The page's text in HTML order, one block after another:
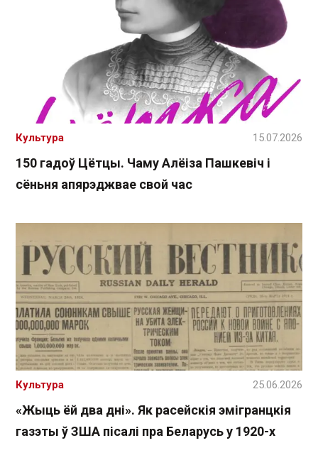
150 гадоў Цётцы. Чаму Алёіза Пашкевіч і
сёньня апярэджвае свой час
Культура 15.07.2026
«Жыць ёй два дні». Як расейскія эмігранцкія
газэты ў ЗША пісалі пра Беларусь у 1920-х
Культура 25.06.2026